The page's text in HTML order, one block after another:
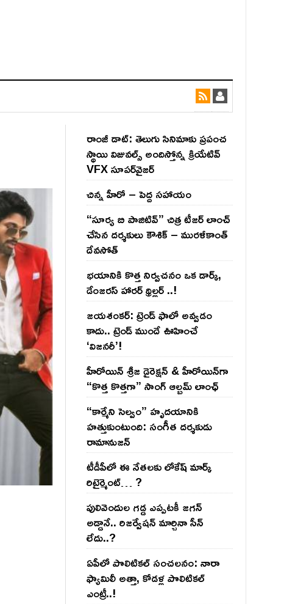
రాంజీ డాట్: తెలుగు సినిమాకు ప్రపంచ
స్థాయి విజువల్స్ అందిస్తోన్న క్రియేటివ్
VFX సూపర్‌వైజర్
చిన్న హీరో – పెద్ద సహాయం
“సూర్య బి పాజిటివ్” చిత్ర టీజర్ లాంచ్
చేసిన‌ దర్శకులు కౌశిక్ – మురళీకాంత్
దేవసోత్
భయానికి కొత్త నిర్వచనం ఒక డార్క్,
డేంజరస్ హారర్ థ్రిల్లర్ ..!
జయశంకర్: ట్రెండ్‌ ఫాలో అవ్వడం
కాదు.. ట్రెండ్‌ ముందే ఊహించే
‘విజనరీ’!
హీరోయిన్ శ్రీజ డైరెక్ష‌న్ & హీరోయిన్‌గా
“కొత్త కొత్తగా” సాంగ్ ఆల్బమ్ లాంఛ్
“కార్మేని సెల్వం” హృదయానికి
హత్తుకుంటుంది: సంగీత దర్శకుడు
రామానుజన్
టీడీపీలో ఈ నేత‌ల‌కు లోకేష్ మార్క్
రిటైర్మెంట్‌… ?
పులివెందుల గ‌డ్డ ఎప్ప‌ట‌కీ జ‌గ‌న్
అడ్డానే.. రిజ‌ర్వేష‌న్ మార్చినా సీన్
లేదు..?
ఏపీలో పొలిటిక‌ల్ సంచ‌ల‌నం: నారా
ఫ్యామిలీ అత్తా, కోడ‌ళ్ల పొలిటికల్
ఎంట్రీ..!